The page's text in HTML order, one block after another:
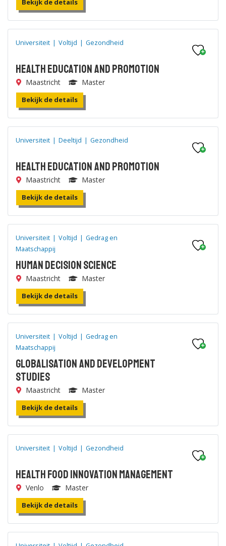
Bekijk de details
Universiteit | Voltijd | Gezondheid
Health Education and Promotion
Maastricht Master
Bekijk de details
Universiteit | Deeltijd | Gezondheid
Health Education and Promotion
Maastricht Master
Bekijk de details
Universiteit | Voltijd | Gedrag en
Maatschappij
Human Decision Science
Maastricht Master
Bekijk de details
Universiteit | Voltijd | Gedrag en
Maatschappij
Globalisation and Development
Studies
Maastricht Master
Bekijk de details
Universiteit | Voltijd | Gezondheid
Health Food Innovation Management
Venlo Master
Bekijk de details